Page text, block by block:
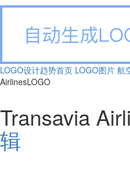
LOGO设计趋势首页 LOGO图片 航
AirlinesLOGO
Transavia
辑